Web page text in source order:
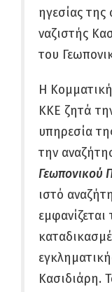
ηγεσίας της
ναζιστής
του
Η
ΚΚΕ ζητά
υπηρεσία
την
Γεωπονικού
ιστό
Κασιδιάρη.